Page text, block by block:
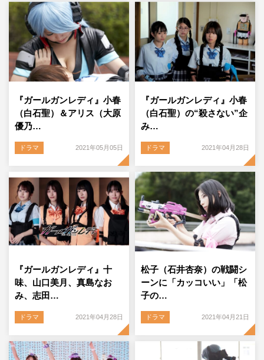
『ガールガンレディ』小春
（白石聖）＆アリス（大原
優乃…
ドラマ 2021年05月05日
『ガールガンレディ』小春
（白石聖）の“殺さない”企
み…
ドラマ 2021年04月28日
『ガールガンレディ』十
味、山口美月、真島なお
み、志田…
ドラマ 2021年04月28日
松子（石井杏奈）の戦闘シ
ーンに「カッコいい」「松
子の…
ドラマ 2021年04月21日